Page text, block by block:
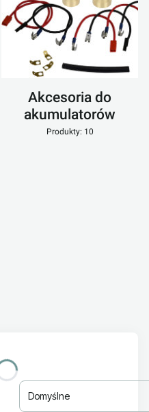
Akcesoria do
akumulatorów
Produkty: 10
Domyślne